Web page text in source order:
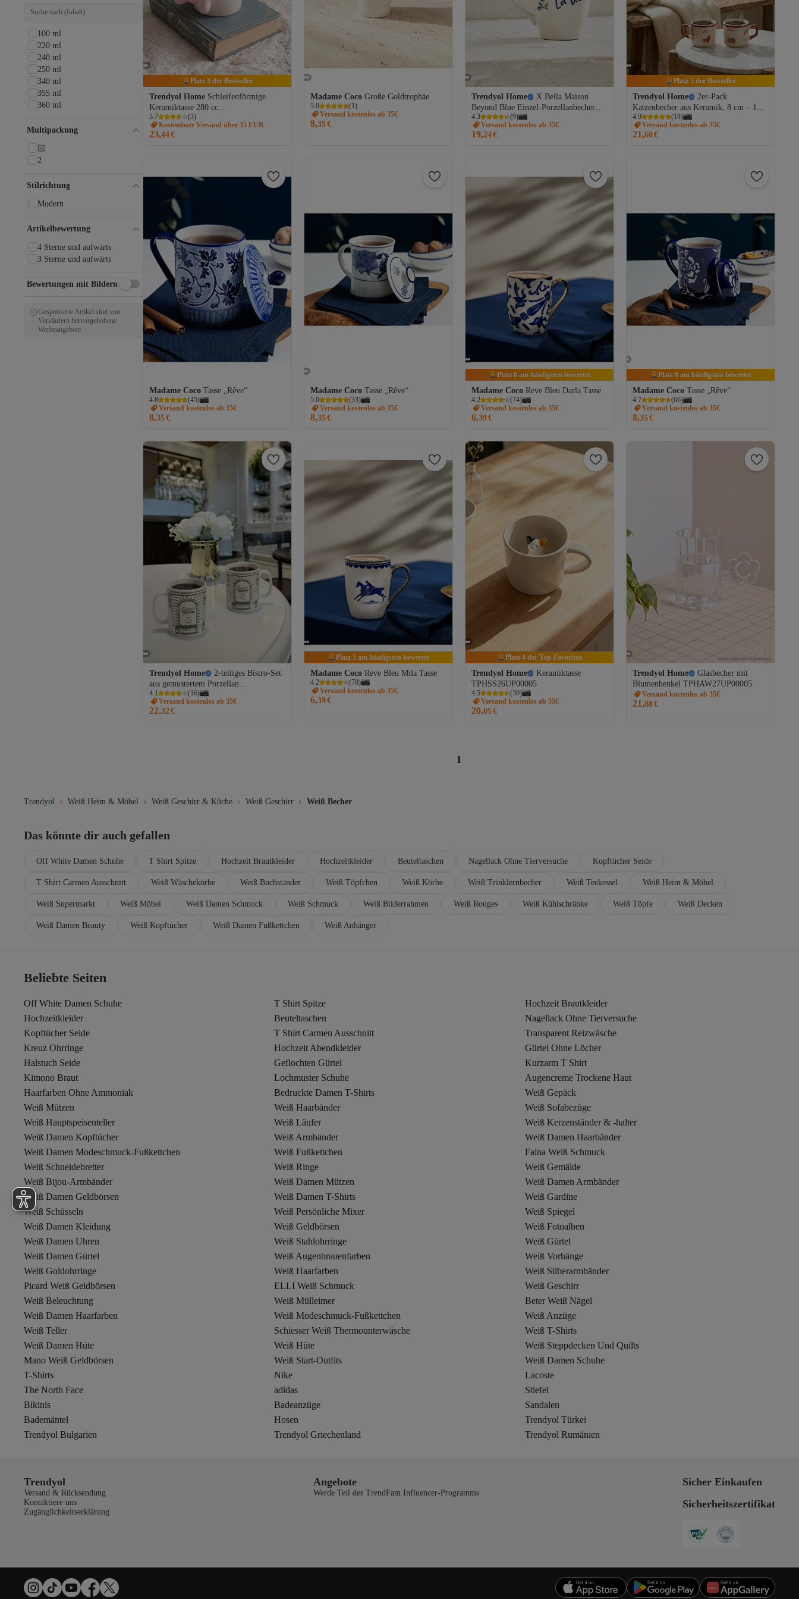
Platz 3 der Bestseller
Trendyol Home Schleifenförmige
Keramiktasse 280 cc
TPHSS26UP00024
3.7 (3)
Kostenloser Versand über 35 EUR
23,44€
Madame Coco Große Goldtrophäe
5.0 (1)
Versand kostenlos ab 35€
8,35€
Trendyol Home
X Bella Maison
Beyond Blue Einzel-Porzellanbecher
250 cc TPHAW26UP00012
4.3 (9)
Versand kostenlos ab 35€
19,24€
Platz 5 der Bestseller
Trendyol Home
2er-Pack
Katzenbecher aus Keramik, 8 cm – 184
ml TPHSS26UP00012
4.9 (18)
Versand kostenlos ab 35€
21,60€
Madame Coco Tasse „Rêve“
4.8 (45)
Versand kostenlos ab 35€
8,35€
Madame Coco Tasse „Rêve“
5.0 (33)
Versand kostenlos ab 35€
8,35€
Platz 6 am häufigsten bewertet
Madame Coco Reve Bleu Darla Tasse
4.2 (74)
Versand kostenlos ab 35€
6,39€
Platz 8 am häufigsten bewertet
Madame Coco Tasse „Rêve“
4.7 (66)
Versand kostenlos ab 35€
8,35€
Trendyol Home
2-teiliges Bistro-Set
aus gemustertem Porzellan
TPHSS26UP00021
4.1 (16)
Versand kostenlos ab 35€
22,32€
Platz 5 am häufigsten bewertet
Madame Coco Reve Bleu Mila Tasse
4.2 (78)
Versand kostenlos ab 35€
6,39€
Platz 4 der Top-Favoriten
Trendyol Home
Keramiktasse
TPHSS26UP00005
4.5 (30)
Versand kostenlos ab 35€
20,05€
Trendyol Home
Glasbecher mit
Blumenhenkel TPHAW27UP00005
Versand kostenlos ab 35€
21,88€
1
100 ml
220 ml
240 ml
250 ml
340 ml
355 ml
360 ml
Multipackung
🏻
2
Stilrichtung
Modern
Artikelbewertung
4 Sterne und aufwärts
3 Sterne und aufwärts
Bewertungen mit Bildern
Gesponserte Artikel sind von
Verkäufern hervorgehobene
Werbeangebote.
Trendyol Weiß Heim & Möbel Weiß Geschirr & Küche Weiß Geschirr Weiß Becher
Das könnte dir auch gefallen
Off White Damen Schuhe T Shirt Spitze Hochzeit Brautkleider Hochzeitkleider Beuteltaschen Nagellack Ohne Tierversuche Kopftücher Seide
T Shirt Carmen Ausschnitt Weiß Wäschekörbe Weiß Buchständer Weiß Töpfchen Weiß Körbe Weiß Trinklernbecher Weiß Teekessel Weiß Heim & Möbel
Weiß Supermarkt Weiß Möbel Weiß Damen Schmuck Weiß Schmuck Weiß Bilderrahmen Weiß Rouges Weiß Kühlschränke Weiß Töpfe Weiß Decken
Weiß Damen Beauty Weiß Kopftücher Weiß Damen Fußkettchen Weiß Anhänger
Beliebte Seiten
Off White Damen Schuhe T Shirt Spitze
Hochzeit Brautkleider
Hochzeitkleider
Beuteltaschen
Nagellack Ohne Tierversuche
Kopftücher Seide
T Shirt Carmen Ausschnitt
Transparent Reizwäsche
Kreuz Ohrringe
Hochzeit Abendkleider
Gürtel Ohne Löcher
Halstuch Seide
Geflochten Gürtel
Kurzarm T Shirt
Kimono Braut
Lochmuster Schuhe
Augencreme Trockene Haut
Haarfarben Ohne Ammoniak
Bedruckte Damen T-Shirts
Weiß Gepäck
Weiß Mützen
Weiß Haarbänder
Weiß Sofabezüge
Weiß Hauptspeisenteller
Weiß Läufer
Weiß Kerzenständer & -halter
Weiß Damen Kopftücher
Weiß Armbänder
Weiß Damen Haarbänder
Weiß Damen Modeschmuck-Fußkettchen
Weiß Fußkettchen
Faina Weiß Schmuck
Weiß Schneidebretter
Weiß Ringe
Weiß Gemälde
Weiß Bijou-Armbänder
Weiß Damen Mützen
Weiß Damen Armbänder
Weiß Damen Geldbörsen
Weiß Damen T-Shirts
Weiß Gardine
Weiß Schüsseln
Weiß Persönliche Mixer
Weiß Spiegel
Weiß Damen Kleidung
Weiß Geldbörsen
Weiß Fotoalben
Weiß Damen Uhren
Weiß Stahlohrringe
Weiß Gürtel
Weiß Damen Gürtel
Weiß Augenbrauenfarben
Weiß Vorhänge
Weiß Goldohrringe
Weiß Haarfarben
Weiß Silberarmbänder
Picard Weiß Geldbörsen
ELLI Weiß Schmuck
Weiß Geschirr
Weiß Beleuchtung
Weiß Mülleimer
Beter Weiß Nägel
Weiß Damen Haarfarben
Weiß Modeschmuck-Fußkettchen
Weiß Anzüge
Weiß Teller
Schiesser Weiß Thermounterwäsche
Weiß T-Shirts
Weiß Damen Hüte
Weiß Hüte
Weiß Steppdecken Und Quilts
Mano Weiß Geldbörsen
Weiß Start-Outfits
Weiß Damen Schuhe
T-Shirts
Nike
Lacoste
The North Face
adidas
Stiefel
Bikinis
Badeanzüge
Sandalen
Bademäntel
Hosen
Trendyol Türkei
Trendyol Bulgarien
Trendyol Griechenland Trendyol Rumänien
Trendyol
Versand & Rücksendung
Kontaktiere uns
Zugänglichkeitserklärung
Angebote
Werde Teil des TrendFam Influencer-Programms
Sicher Einkaufen
Sicherheitszertifikat